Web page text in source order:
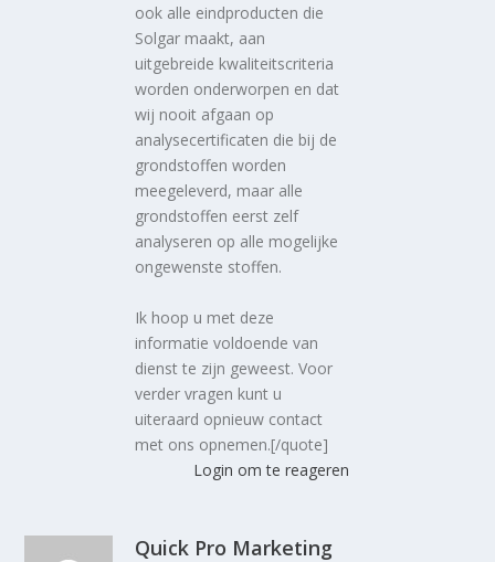
ook alle eindproducten die
Solgar maakt, aan
uitgebreide kwaliteitscriteria
worden onderworpen en dat
wij nooit afgaan op
analysecertificaten die bij de
grondstoffen worden
meegeleverd, maar alle
grondstoffen eerst zelf
analyseren op alle mogelijke
ongewenste stoffen.
Ik hoop u met deze
informatie voldoende van
dienst te zijn geweest. Voor
verder vragen kunt u
uiteraard opnieuw contact
met ons opnemen.[/quote]
Login om te reageren
Quick Pro Marketing